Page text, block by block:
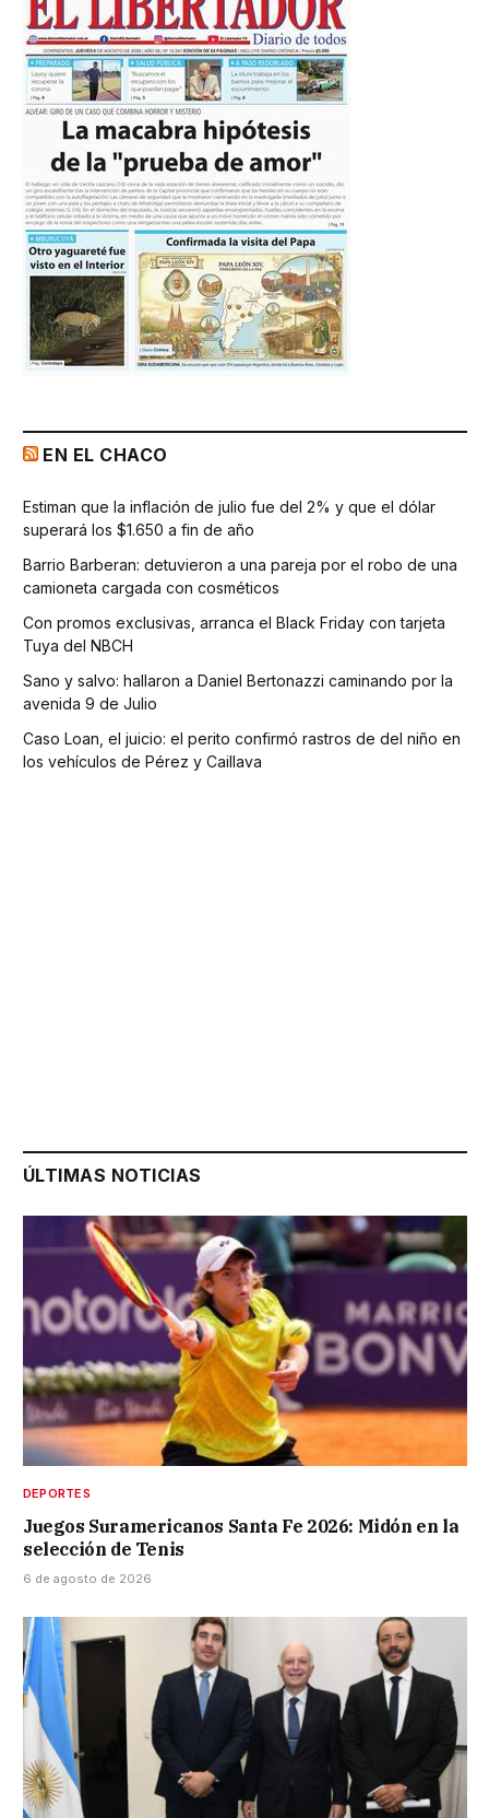
EN EL CHACO
Estiman que la inflación de julio fue del 2% y que el dólar
superará los $1.650 a fin de año
Barrio Barberan: detuvieron a una pareja por el robo de una
camioneta cargada con cosméticos
Con promos exclusivas, arranca el Black Friday con tarjeta
Tuya del NBCH
Sano y salvo: hallaron a Daniel Bertonazzi caminando por la
avenida 9 de Julio
Caso Loan, el juicio: el perito confirmó rastros de del niño en
los vehículos de Pérez y Caillava
ÚLTIMAS NOTICIAS
DEPORTES
Juegos Suramericanos Santa Fe 2026: Midón en la
selección de Tenis
6 de agosto de 2026